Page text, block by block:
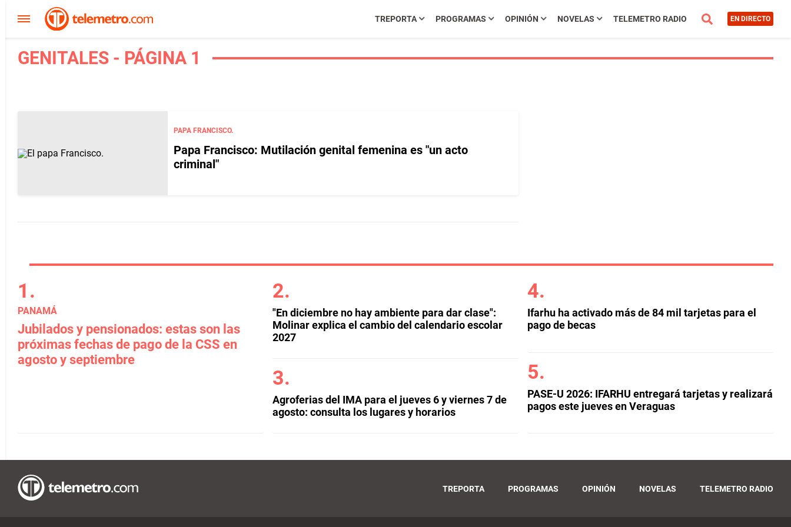
TREPORTA PROGRAMAS OPINIÓN NOVELAS TELEMETRO RADIO EN DIRECTO
GENITALES - PÁGINA 1
PAPA FRANCISCO.
Papa Francisco: Mutilación genital femenina es "un acto
criminal"
PANAMÁ
Jubilados y pensionados: estas son las
próximas fechas de pago de la CSS en
agosto y septiembre
"En diciembre no hay ambiente para dar clase":
Molinar explica el cambio del calendario escolar
2027
Agroferias del IMA para el jueves 6 y viernes 7 de
agosto: consulta los lugares y horarios
Ifarhu ha activado más de 84 mil tarjetas para el
pago de becas
PASE-U 2026: IFARHU entregará tarjetas y realizará
pagos este jueves en Veraguas
TREPORTA PROGRAMAS OPINIÓN NOVELAS TELEMETRO RADIO